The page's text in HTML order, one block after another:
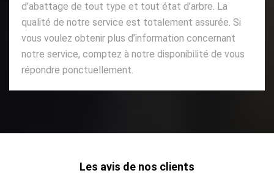
d’abattage de tout type et tout état d’arbre. La
qualité de notre service est totalement assurée. Si
vous voulez obtenir plus d’information concernant
notre service, comptez à notre disponibilité de vous
répondre ponctuellement.
Les avis de nos clients